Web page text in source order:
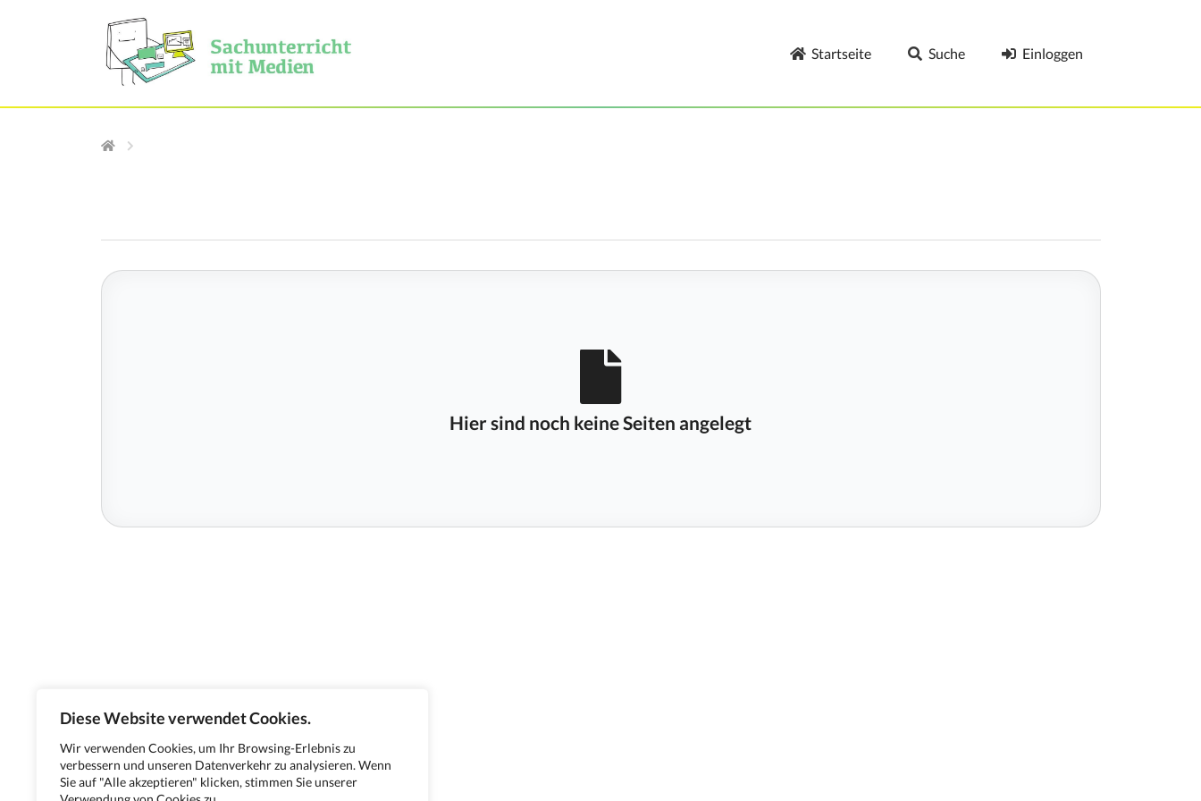
Diese Website verwendet Cookies.
Wir verwenden Cookies, um Ihr Browsing-Erlebnis zu
verbessern und unseren Datenverkehr zu analysieren. Wenn
Sie auf "Alle akzeptieren" klicken, stimmen Sie unserer
Startseite Suche Einloggen
Hier sind noch keine Seiten angelegt